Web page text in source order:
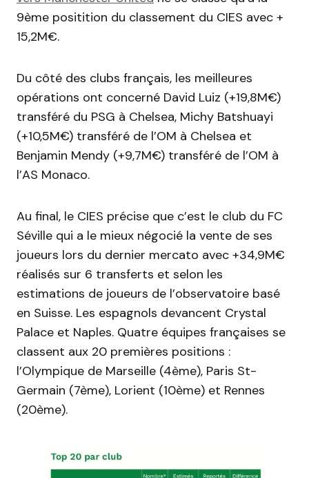
9ème positition du classement du CIES avec +
15,2M€.
Du côté des clubs français, les meilleures
opérations ont concerné David Luiz (+19,8M€)
transféré du PSG à Chelsea, Michy Batshuayi
(+10,5M€) transféré de l’OM à Chelsea et
Benjamin Mendy (+9,7M€) transféré de l’OM à
l’AS Monaco.
Au final, le CIES précise que c’est le club du FC
Séville qui a le mieux négocié la vente de ses
joueurs lors du dernier mercato avec +34,9M€
réalisés sur 6 transferts et selon les
estimations de joueurs de l’observatoire basé
en Suisse. Les espagnols devancent Crystal
Palace et Naples. Quatre équipes françaises se
classent aux 20 premières positions :
l’Olympique de Marseille (4ème), Paris St-
Germain (7ème), Lorient (10ème) et Rennes
(20ème).